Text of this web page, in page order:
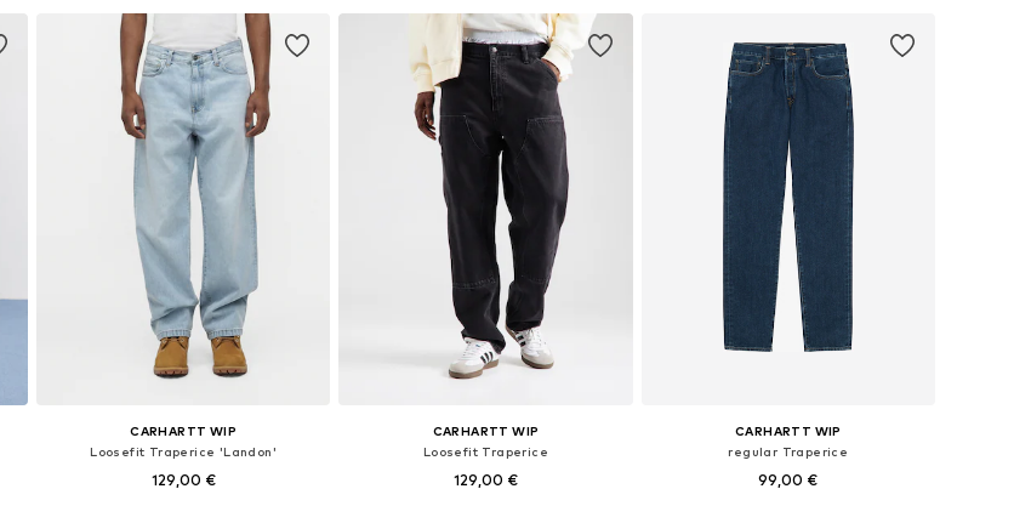
Dodaj u košaricu Dodaj u košaricu
CARHARTT WIP
Loosefit Traperice 'Landon'
129,00 €
CARHARTT WIP
Loosefit Traperice
129,00 €
CARHARTT WIP
regular Traperice
99,00 €